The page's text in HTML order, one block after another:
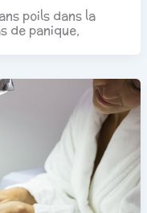
poils dans la
de panique,